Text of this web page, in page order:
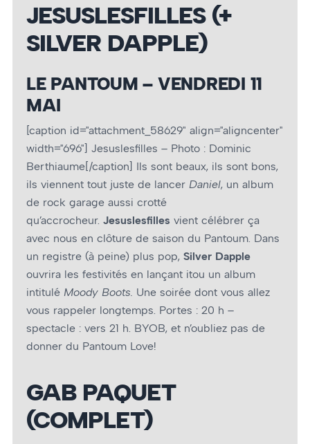
JESUSLESFILLES (+
SILVER DAPPLE)
LE PANTOUM – VENDREDI 11
MAI
[caption id="attachment_58629" align="aligncenter"
width="696"] Jesuslesfilles – Photo : Dominic
Berthiaume[/caption] Ils sont beaux, ils sont bons,
ils viennent tout juste de lancer Daniel, un album
de rock garage aussi crotté
qu’accrocheur. Jesuslesfilles vient célébrer ça
avec nous en clôture de saison du Pantoum. Dans
un registre (à peine) plus pop, Silver Dapple
ouvrira les festivités en lançant itou un album
intitulé Moody Boots. Une soirée dont vous allez
vous rappeler longtemps. Portes : 20 h –
spectacle : vers 21 h. BYOB, et n’oubliez pas de
donner du Pantoum Love!
GAB PAQUET
(COMPLET)